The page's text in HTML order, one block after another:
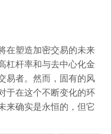
在塑造加密交易的未来
杠杆率和与去中心化金
易者。然而，固有的风
于在这个不断变化的环
来确实是永恒的，但它